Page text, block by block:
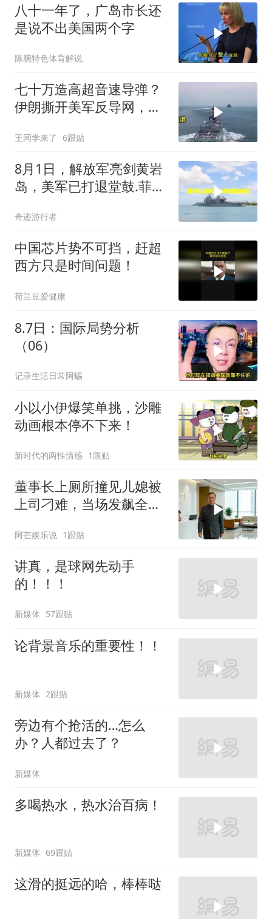
八十一年了，广岛市长还
是说不出美国两个字
陈腕特色体育解说
七十万造高超音速导弹？
伊朗撕开美军反导网，炸
王同学来了 6跟贴
8月1日，解放军亮剑黄岩
岛，美军已打退堂鼓.菲律
奇迹游行者
中国芯片势不可挡，赶超
西方只是时间问题！
荷兰豆爱健康
8.7日：国际局势分析
（06）
记录生活日常阿蜴
小以小伊爆笑单挑，沙雕
动画根本停不下来！
新时代的两性情感 1跟贴
董事长上厕所撞见儿媳被
上司刁难，当场发飙全场
阿芒娱乐说 1跟贴
讲真，是球网先动手
的！！！
新媒体 57跟贴
论背景音乐的重要性！！
新媒体 2跟贴
旁边有个抢活的…怎么
办？人都过去了？
新媒体
多喝热水，热水治百病！
新媒体 69跟贴
这滑的挺远的哈，棒棒哒